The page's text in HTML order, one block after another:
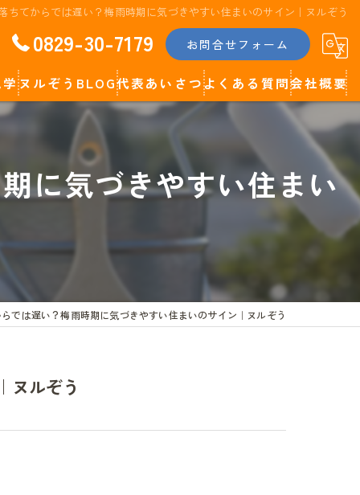
ちてからでは遅い？梅雨時期に気づきやすい住まいのサイン｜ヌルぞう
0829-30-7179 お問合せフォーム
学ヌルぞうBLOG代表あいさつ
代表コラム
よくある質問会社概要
に気づきやすい住まい
では遅い？梅雨時期に気づきやすい住まいのサイン｜ヌルぞう
ヌルぞう